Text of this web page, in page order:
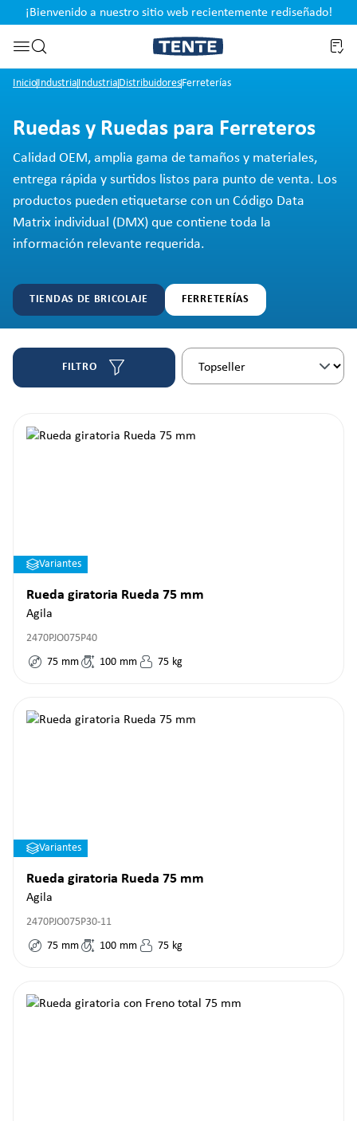
Saltar a la búsqueda
¡Bienvenido a nuestro sitio web recientemente rediseñado!
InicioIndustria Industria DistribuidoresFerreterías
Ruedas y Ruedas para Ferreteros
Calidad OEM, amplia gama de tamaños y materiales,
entrega rápida y surtidos listos para punto de venta. Los
productos pueden etiquetarse con un Código Data
Matrix individual (DMX) que contiene toda la
información relevante requerida.
TIENDAS DE BRICOLAJE FERRETERÍAS
FILTRO
Variantes
Rueda giratoria Rueda 75 mm
Agila
2470PJO075P40
75 mm 100 mm 75 kg
Variantes
Rueda giratoria Rueda 75 mm
Agila
2470PJO075P30-11
75 mm 100 mm 75 kg